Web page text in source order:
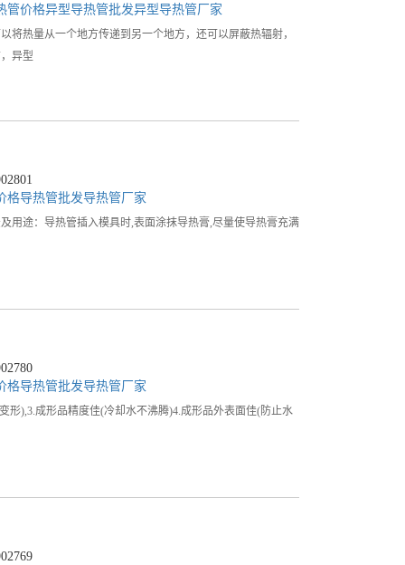
管价格异型导热管批发异型导热管厂家
热量从一个地方传递到另一个地方，还可以屏蔽热辐射，
异型
格导热管批发导热管厂家
用途：导热管插入模具时,表面涂抹导热膏,尽量使导热膏充满
格导热管批发导热管厂家
形),3.成形品精度佳(冷却水不沸腾)4.成形品外表面佳(防止水